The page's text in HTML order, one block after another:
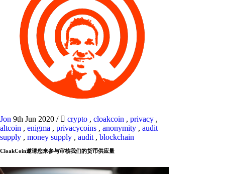
Jon 9th Jun 2020 / crypto , cloakcoin , privacy ,
altcoin , enigma , privacycoins , anonymity , audit
supply , money supply , audit , blockchain
CloakCoin邀请您来参与审核我们的货币供应量